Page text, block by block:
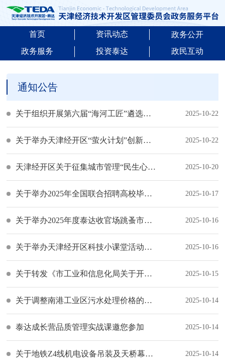
首页 资讯动态
政务公开
政务服务
投资泰达 政民互动
通知公告
关于组织开展第六届“海河工匠”遴选认定工作的通知 2025-10-22
关于举办天津经开区“萤火计划”创新成果系列对接会海洋经济专场活动的通知 2025-10-22
天津经开区关于征集城市管理“民生心愿单”的公告 2025-10-20
关于举办2025年全国联合招聘高校毕业生秋季专场招聘会的通知 2025-10-17
关于举办2025年度泰达收官场跳蚤市场的通知 2025-10-16
关于举办天津经开区科技小课堂活动的通知 2025-10-16
关于转发《市工业和信息化局关于开展2025年度市级、国家级绿色制造单位推荐工作的通知》的通知 2025-10-15
关于调整南港工业区污水处理价格的通知 2025-10-14
泰达成长营品质管理实战课邀您参加 2025-10-14
关于地铁Z4线机电设备吊装及天桥幕墙施工期间相关道路交通组织临时调整的公告 2025-10-14